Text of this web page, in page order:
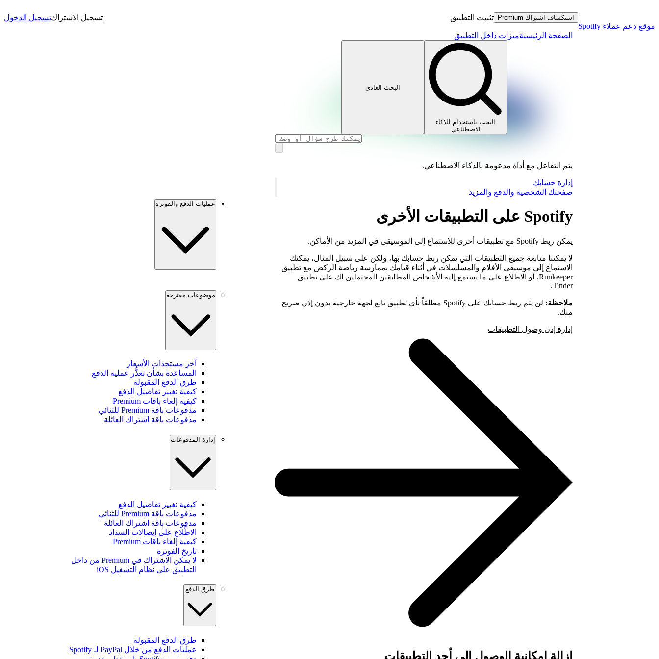
موقع دعم عملاء Spotify
استكشاف اشتراك Premium تثبيت التطبيق تسجيل الاشتراكتسجيل الدخول
الصفحة الرئيسيةميزات داخل التطبيق
البحث باستخدام الذكاء
الاصطناعي
البحث العادي
يتم التفاعل مع أداة مدعومة بالذكاء الاصطناعي.
إدارة حسابك
صفحتك الشخصية والدفع والمزيد
Spotify على التطبيقات الأخرى
يمكن ربط Spotify مع تطبيقات أخرى للاستماع إلى الموسيقى في المزيد من الأماكن.
لا يمكننا متابعة جميع التطبيقات التي يمكن ربط حسابك بها، ولكن على سبيل المثال، يمكنك
الاستماع إلى موسيقى الأفلام والمسلسلات في أثناء قيامك بممارسة رياضة الركض مع تطبيق
Runkeeper، أو الاطلاع على ما يستمع إليه الأشخاص المطابقين المحتملين لك على تطبيق
Tinder.
ملاحظة:
لن يتم ربط حسابك على Spotify مطلقاً بأي تطبيق تابع لجهة خارجية بدون إذن صريح
منك.
إدارة إذن وصول التطبيقات
إزالة إمكانية الوصول إلى أحد التطبيقات
عمليات الدفع والفوترة
موضوعات مقترحة
آخر مستجدات الأسعار
المساعدة بشأن تعذُّر عملية الدفع
طرق الدفع المقبولة
كيفية تغيير تفاصيل الدفع
كيفية إلغاء باقات Premium
مدفوعات باقة Premium للثنائي
مدفوعات باقة اشتراك العائلة
إدارة المدفوعات
كيفية تغيير تفاصيل الدفع
مدفوعات باقة Premium للثنائي
مدفوعات باقة اشتراك العائلة
الاطِّلاع على إيصالات السداد
كيفية إلغاء باقات Premium
تاريخ الفوترة
لا يمكن الاشتراك في Premium من داخل
التطبيق على نظام التشغيل iOS
طرق الدفع
طرق الدفع المقبولة
عمليات الدفع من خلال PayPal لـ Spotify